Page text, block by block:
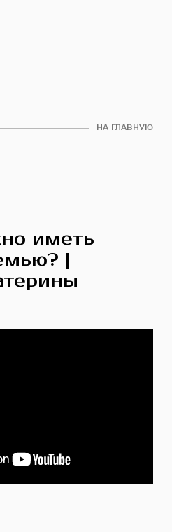
НА ГЛАВНУЮ
иметь
|